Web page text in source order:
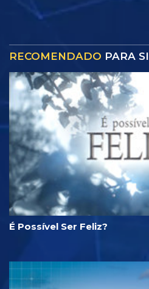
RECOMENDADO PARA SI
É Possível Ser Feliz?